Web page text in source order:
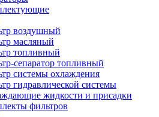
воздушный
масляный
топливный
сепаратор топливный
системы охлаждения
гидравлической системы
жидкости и присадки
фильтров